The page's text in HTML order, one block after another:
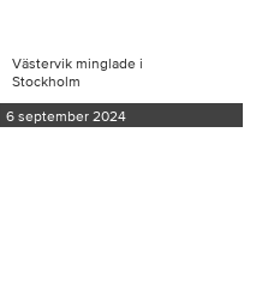
Västervik minglade i
Stockholm
6 september 2024